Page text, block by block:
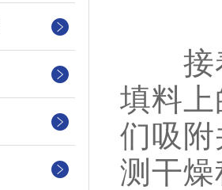
接着
填料
们吸
测干